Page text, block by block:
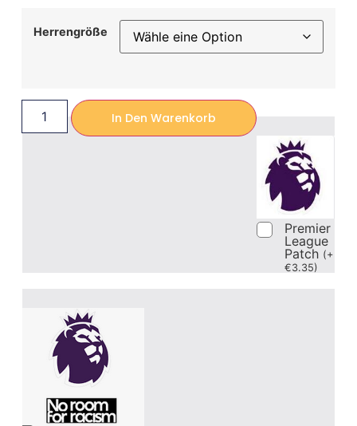
Herrengröße
In Den Warenkorb
Premier
League
Patch (+
€3.35)